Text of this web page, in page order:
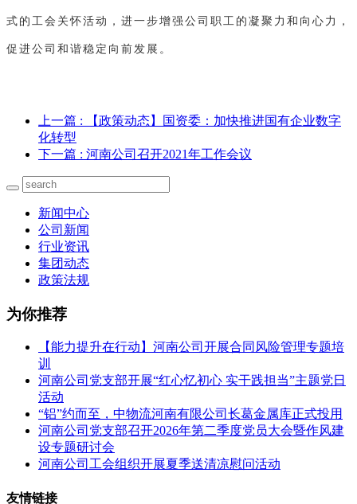
式的工会关怀活动，进一步增强公司职工的凝聚力和向心力，
促进公司和谐稳定向前发展。
上一篇 : 【政策动态】国资委：加快推进国有企业数字
化转型
下一篇 : 河南公司召开2021年工作会议
新闻中心
公司新闻
行业资讯
集团动态
政策法规
为你推荐
【能力提升在行动】河南公司开展合同风险管理专题培
训
河南公司党支部开展“红心忆初心 实干践担当”主题党日
活动
“铝”约而至，中物流河南有限公司长葛金属库正式投用
河南公司党支部召开2026年第二季度党员大会暨作风建
设专题研讨会
河南公司工会组织开展夏季送清凉慰问活动
友情链接